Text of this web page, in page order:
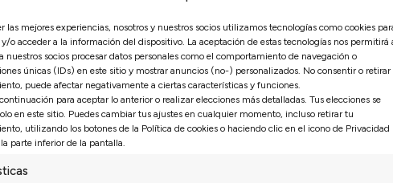
las mejores experiencias, nosotros y nuestros socios utilizamos tecnologías como cookies
o acceder a la información del dispositivo. La aceptación de estas tecnologías nos permitirá
nuestros socios procesar datos personales como el comportamiento de navegación o
únicas (IDs) en este sitio y mostrar anuncios (no-) personalizados. No consentir o retirar
puede afectar negativamente a ciertas características y funciones.
para aceptar lo anterior o realizar elecciones más detalladas. Tus elecciones se
en este sitio. Puedes cambiar tus ajustes en cualquier momento, incluso retirar tu
utilizando los botones de la Política de cookies o haciendo clic en el icono de Privacidad
parte inferior de la pantalla.
973€
681€